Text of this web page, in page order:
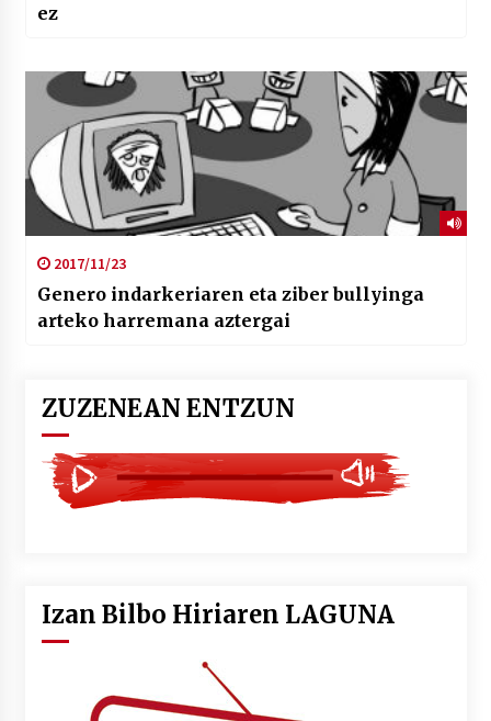
ez
2017/11/23
Genero indarkeriaren eta ziber bullyinga
arteko harremana aztergai
ZUZENEAN ENTZUN
Izan Bilbo Hiriaren LAGUNA